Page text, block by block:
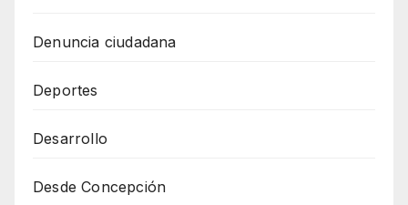
Denuncia ciudadana
Deportes
Desarrollo
Desde Concepción